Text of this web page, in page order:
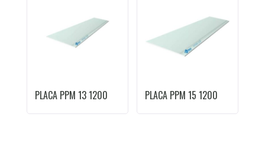
PLACA PPM 13 1200 PLACA PPM 15 1200